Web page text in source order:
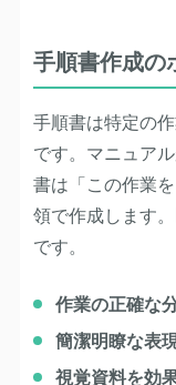
手順書作成の
手順書は特定の
です。マニュア
書は「この作業
領で作成します
です。
作業の正確な
簡潔明瞭な表
視覚資料を効